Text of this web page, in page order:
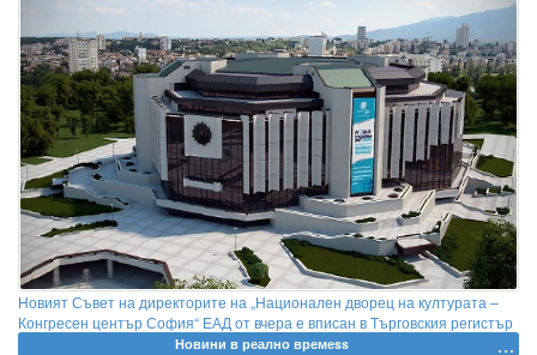
Новият Съвет на директорите на „Национален дворец на културата –
Конгресен център София“ ЕАД от вчера е вписан в Търговския регистър
Новини в реално времеss